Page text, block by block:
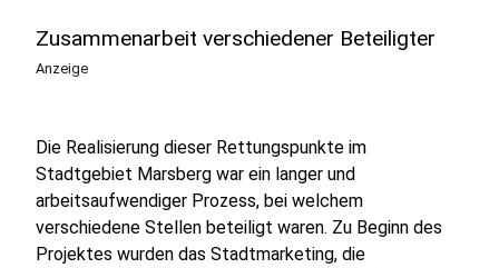
Zusammenarbeit verschiedener Beteiligter
Anzeige
Die Realisierung dieser Rettungspunkte im
Stadtgebiet Marsberg war ein langer und
arbeitsaufwendiger Prozess, bei welchem
verschiedene Stellen beteiligt waren. Zu Beginn des
Projektes wurden das Stadtmarketing, die